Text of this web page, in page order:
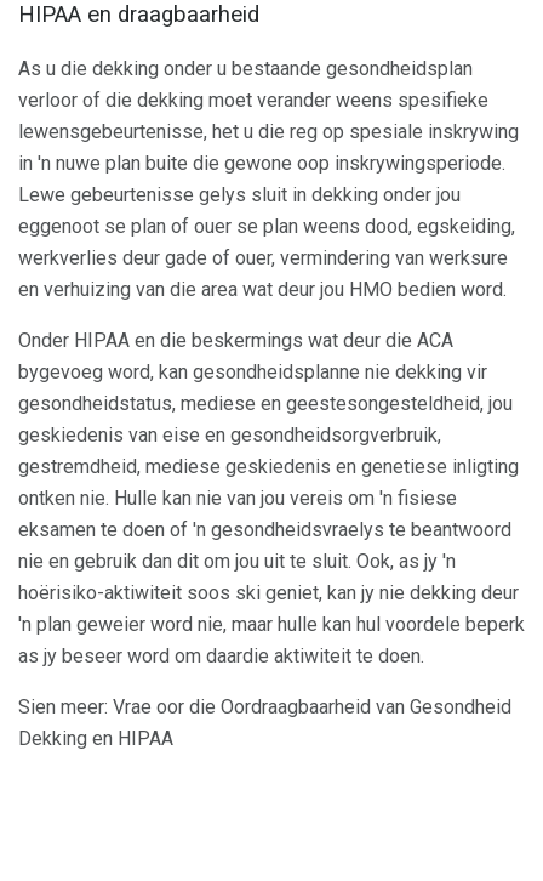
HIPAA en draagbaarheid
As u die dekking onder u bestaande gesondheidsplan
verloor of die dekking moet verander weens spesifieke
lewensgebeurtenisse, het u die reg op spesiale inskrywing
in 'n nuwe plan buite die gewone oop inskrywingsperiode.
Lewe gebeurtenisse gelys sluit in dekking onder jou
eggenoot se plan of ouer se plan weens dood, egskeiding,
werkverlies deur gade of ouer, vermindering van werksure
en verhuizing van die area wat deur jou HMO bedien word.
Onder HIPAA en die beskermings wat deur die ACA
bygevoeg word, kan gesondheidsplanne nie dekking vir
gesondheidstatus, mediese en geestesongesteldheid, jou
geskiedenis van eise en gesondheidsorgverbruik,
gestremdheid, mediese geskiedenis en genetiese inligting
ontken nie. Hulle kan nie van jou vereis om 'n fisiese
eksamen te doen of 'n gesondheidsvraelys te beantwoord
nie en gebruik dan dit om jou uit te sluit. Ook, as jy 'n
hoërisiko-aktiwiteit soos ski geniet, kan jy nie dekking deur
'n plan geweier word nie, maar hulle kan hul voordele beperk
as jy beseer word om daardie aktiwiteit te doen.
Sien meer: ​​Vrae oor die Oordraagbaarheid van Gesondheid
Dekking en HIPAA